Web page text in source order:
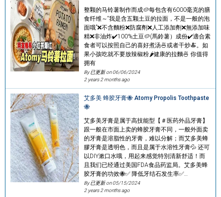
整颗的马铃薯制作而成🥔每包含有6000毫克的膳
食纤维～“我是含五颗土豆的拉面，不是一般的泡
面哦”❌不含麵粉❌防腐劑❌人工添加劑❌無添加味
精❌非油炸✔️100%土豆🥔(馬鈴薯）成份✔️適合素
食者可以按照自己的喜好煮汤🍜或者干炒🍝。如
果小孩吃就不要放辣椒粉🌶健康的拉麵🍜 你值得
拥有
By 已更新 on06/06/2024
2 years 2 months ago
艾多美 蜂胶牙膏🐝 Atomy Propolis Toothpaste
🐝
艾多美牙膏是属于高技能型【＃医药外品牙膏】
跟一般在市面上卖的蜂胶牙膏不同，一般外面卖
的牙膏是溶脂性的牙膏，难以分解；而艾多美蜂
膠牙膏是透明色，而且是属于水溶性牙膏💦 还可
以DIY漱口水哦，用起来感觉特別清新舒适！而
且我们已经通过美国FDA食品药监局。艾多美蜂
胶牙膏的功效🐝✅ 降低牙结石发生率✅…
By 已更新 on05/15/2024
2 years 2 months ago